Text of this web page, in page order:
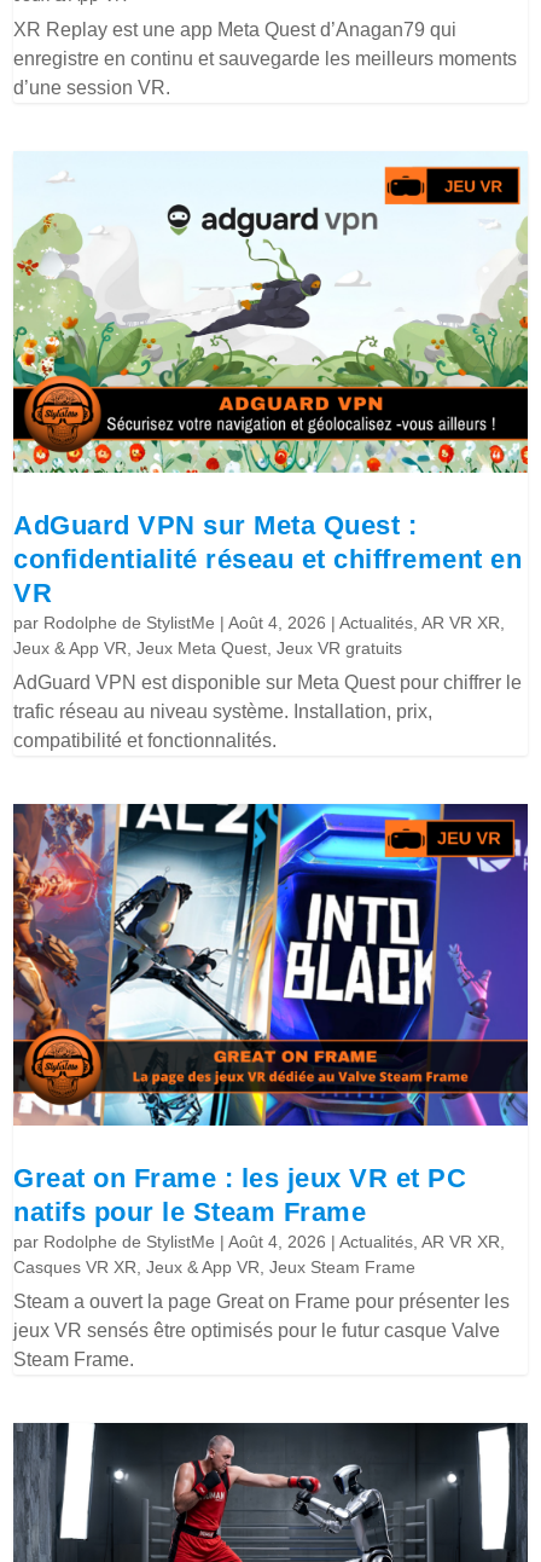
XR Replay est une app Meta Quest d’Anagan79 qui
enregistre en continu et sauvegarde les meilleurs moments
d’une session VR.
AdGuard VPN sur Meta Quest :
confidentialité réseau et chiffrement en
VR
par Rodolphe de StylistMe |Août 4, 2026 |Actualités ,AR VR XR
Jeux & App VR ,Jeux Meta Quest ,Jeux VR gratuits
AdGuard VPN est disponible sur Meta Quest pour chiffrer le
trafic réseau au niveau système. Installation, prix,
compatibilité et fonctionnalités.
Great on Frame : les jeux VR et PC
natifs pour le Steam Frame
par Rodolphe de StylistMe |Août 4, 2026 |Actualités ,AR VR XR
Casques VR XR ,Jeux & App VR ,Jeux Steam Frame
Steam a ouvert la page Great on Frame pour présenter les
jeux VR sensés être optimisés pour le futur casque Valve
Steam Frame.